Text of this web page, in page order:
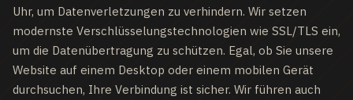
Uhr, um Datenverletzungen zu verhindern. Wir setzen
modernste Verschlüsselungstechnologien wie SSL/TLS ein,
um die Datenübertragung zu schützen. Egal, ob Sie unsere
Website auf einem Desktop oder einem mobilen Gerät
durchsuchen, Ihre Verbindung ist sicher. Wir führen auch